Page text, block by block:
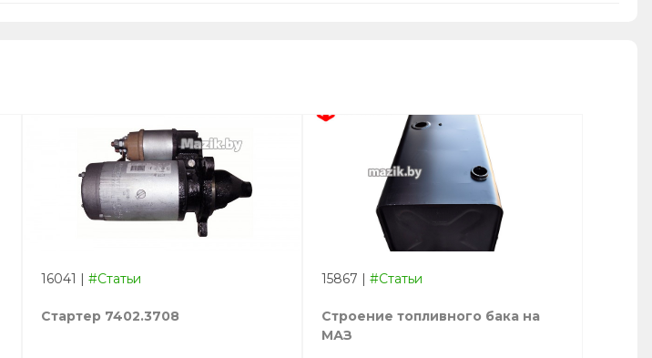
16041 | #Статьи
Стартер 7402.3708
15867 | #Статьи
Строение топливного бака на
МАЗ